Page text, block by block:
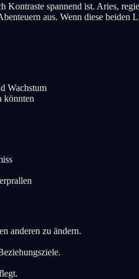
spannend ist. Aries,
aus. Wenn diese beiden
Wachstum
könnten
anderen zu ändern.